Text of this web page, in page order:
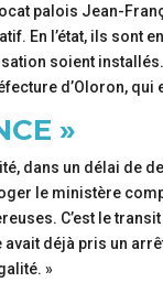
palois Jean-
En l’état, ils sont
soient
d’Oloron, qui
»
dans un délai de
le ministère
C’est le
déjà pris un
»